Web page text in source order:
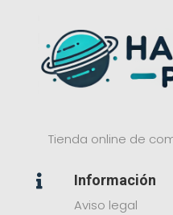
Tienda online de

Información
Aviso legal